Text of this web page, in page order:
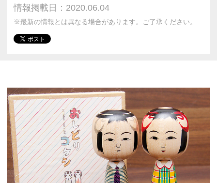
情報掲載日：2020.06.04
※最新の情報とは異なる場合があります。ご了承ください。